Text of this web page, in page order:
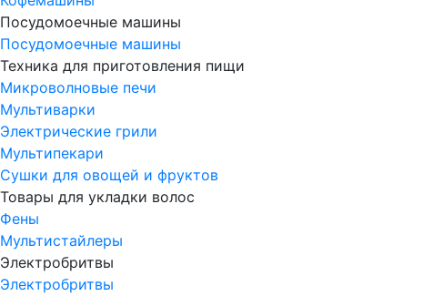
Посудомоечные машины
Посудомоечные машины
Техника для приготовления пищи
Микроволновые печи
Мультиварки
Электрические грили
Мультипекари
Сушки для овощей и фруктов
Товары для укладки волос
Фены
Мультистайлеры
Электробритвы
Электробритвы